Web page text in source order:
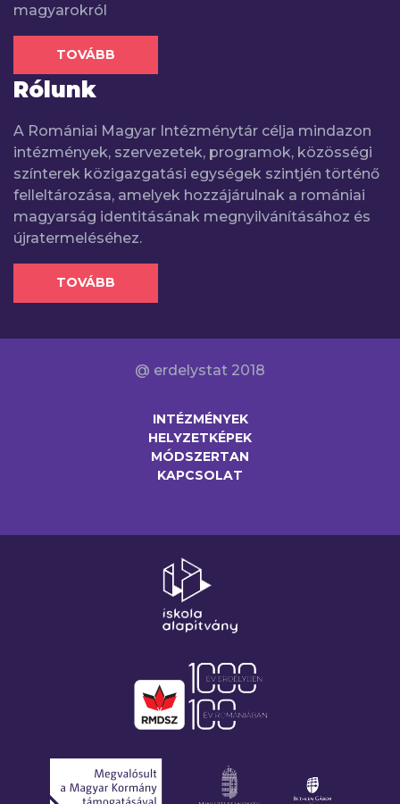
magyarokról
TOVÁBB
Rólunk
A Romániai Magyar Intézménytár célja mindazon
intézmények, szervezetek, programok, közösségi
színterek közigazgatási egységek szintjén történő
felleltározása, amelyek hozzájárulnak a romániai
magyarság identitásának megnyilvánításához és
újratermeléséhez.
TOVÁBB
@ erdelystat 2018
INTÉZMÉNYEK
HELYZETKÉPEK
MÓDSZERTAN
KAPCSOLAT